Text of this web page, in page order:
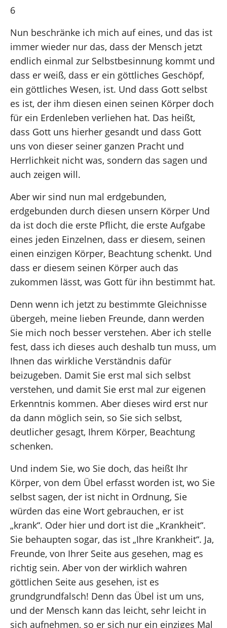
6
Nun beschränke ich mich auf eines, und das ist
immer wieder nur das, dass der Mensch jetzt
endlich einmal zur Selbstbesinnung kommt und
dass er weiß, dass er ein göttliches Geschöpf,
ein göttliches Wesen, ist. Und dass Gott selbst
es ist, der ihm diesen einen seinen Körper doch
für ein Erdenleben verliehen hat. Das heißt,
dass Gott uns hierher gesandt und dass Gott
uns von dieser seiner ganzen Pracht und
Herrlichkeit nicht was, sondern das sagen und
auch zeigen will.
Aber wir sind nun mal erdgebunden,
erdgebunden durch diesen unsern Körper Und
da ist doch die erste Pflicht, die erste Aufgabe
eines jeden Einzelnen, dass er diesem, seinen
einen einzigen Körper, Beachtung schenkt. Und
dass er diesem seinen Körper auch das
zukommen lässt, was Gott für ihn bestimmt hat.
Denn wenn ich jetzt zu bestimmte Gleichnisse
übergeh, meine lieben Freunde, dann werden
Sie mich noch besser verstehen. Aber ich stelle
fest, dass ich dieses auch deshalb tun muss, um
Ihnen das wirkliche Verständnis dafür
beizugeben. Damit Sie erst mal sich selbst
verstehen, und damit Sie erst mal zur eigenen
Erkenntnis kommen. Aber dieses wird erst nur
da dann möglich sein, so Sie sich selbst,
deutlicher gesagt, Ihrem Körper, Beachtung
schenken.
Und indem Sie, wo Sie doch, das heißt Ihr
Körper, von dem Übel erfasst worden ist, wo Sie
selbst sagen, der ist nicht in Ordnung, Sie
würden das eine Wort gebrauchen, er ist
„krank“. Oder hier und dort ist die „Krankheit“.
Sie behaupten sogar, das ist „Ihre Krankheit“. Ja,
Freunde, von Ihrer Seite aus gesehen, mag es
richtig sein. Aber von der wirklich wahren
göttlichen Seite aus gesehen, ist es
grundgrundfalsch! Denn das Übel ist um uns,
und der Mensch kann das leicht, sehr leicht in
sich aufnehmen, so er sich nur ein einziges Mal